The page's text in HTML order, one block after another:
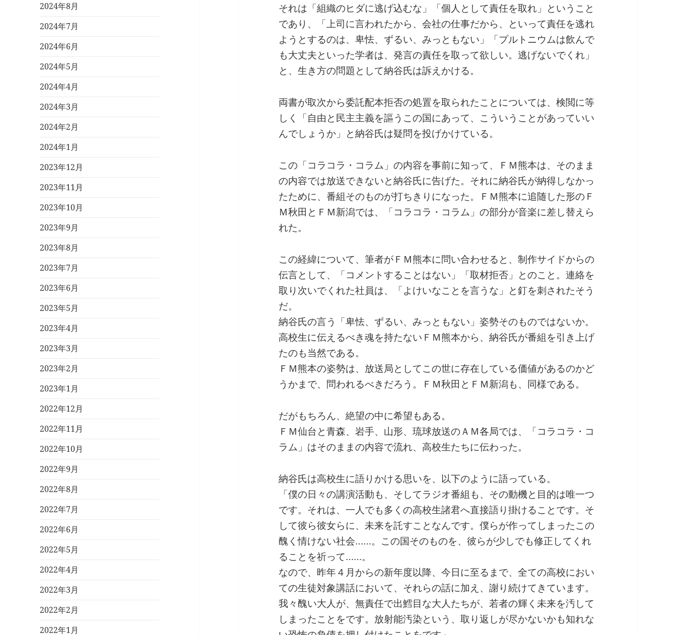
2024年8月
2024年7月
2024年6月
2024年5月
2024年4月
2024年3月
2024年2月
2024年1月
2023年12月
2023年11月
2023年10月
2023年9月
2023年8月
2023年7月
2023年6月
2023年5月
2023年4月
2023年3月
2023年2月
2023年1月
2022年12月
2022年11月
2022年10月
2022年9月
2022年8月
2022年7月
2022年6月
2022年5月
2022年4月
2022年3月
2022年2月
2022年1月
それは「組織のヒダに逃げ込むな」「個人として責任を取れ」ということ
であり、「上司に言われたから、会社の仕事だから、といって責任を逃れ
ようとするのは、卑怯、ずるい、みっともない」「プルトニウムは飲んで
も大丈夫といった学者は、発言の責任を取って欲しい。逃げないでくれ」
と、生き方の問題として納谷氏は訴えかける。
両書が取次から委託配本拒否の処置を取られたことについては、検閲に等
しく「自由と民主主義を謳うこの国にあって、こういうことがあっていい
んでしょうか」と納谷氏は疑問を投げかけている。
この「コラコラ・コラム」の内容を事前に知って、ＦＭ熊本は、そのまま
の内容では放送できないと納谷氏に告げた。それに納谷氏が納得しなかっ
たために、番組そのものが打ちきりになった。ＦＭ熊本に追随した形のＦ
Ｍ秋田とＦＭ新潟では、「コラコラ・コラム」の部分が音楽に差し替えら
れた。
この経緯について、筆者がＦＭ熊本に問い合わせると、制作サイドからの
伝言として、「コメントすることはない」「取材拒否」とのこと。連絡を
取り次いでくれた社員は、「よけいなことを言うな」と釘を刺されたそう
だ。
納谷氏の言う「卑怯、ずるい、みっともない」姿勢そのものではないか。
高校生に伝えるべき魂を持たないＦＭ熊本から、納谷氏が番組を引き上げ
たのも当然である。
ＦＭ熊本の姿勢は、放送局としてこの世に存在している価値があるのかど
うかまで、問われるべきだろう。ＦＭ秋田とＦＭ新潟も、同様である。
だがもちろん、絶望の中に希望もある。
ＦＭ仙台と青森、岩手、山形、琉球放送のＡＭ各局では、「コラコラ・コ
ラム」はそのままの内容で流れ、高校生たちに伝わった。
納谷氏は高校生に語りかける思いを、以下のように語っている。
「僕の日々の講演活動も、そしてラジオ番組も、その動機と目的は唯一つ
です。それは、一人でも多くの高校生諸君へ直接語り掛けることです。そ
して彼ら彼女らに、未来を託すことなんです。僕らが作ってしまったこの
醜く情けない社会……。この国そのものを、彼らが少しでも修正してくれ
ることを祈って……。
なので、昨年４月からの新年度以降、今日に至るまで、全ての高校におい
ての生徒対象講話において、それらの話に加え、謝り続けてきています。
我々醜い大人が、無責任で出鱈目な大人たちが、若者の輝く未来を汚して
しまったことをです。放射能汚染という、取り返しが尽かないかも知れな